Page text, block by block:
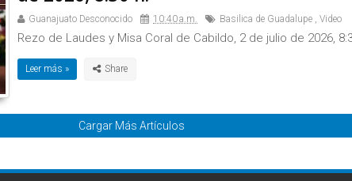
Guanajuato Desconocido 10:40 a.m. Basilica de Guadalupe , Video
Rezo de Laudes y Misa Coral de Cabildo, 2 de julio de 2026,
Leer más »
Cargar Más Artículos